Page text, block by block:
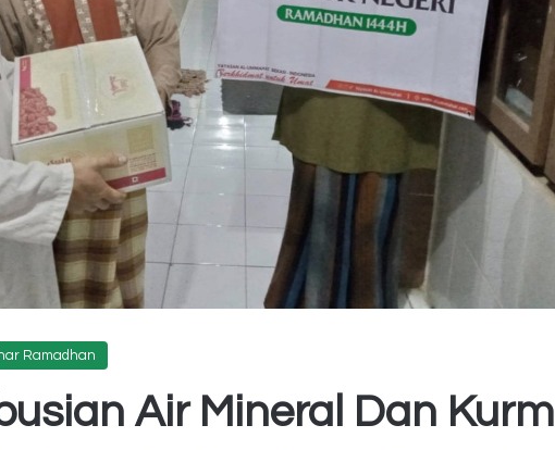
Ramadhan
Air Mineral Dan